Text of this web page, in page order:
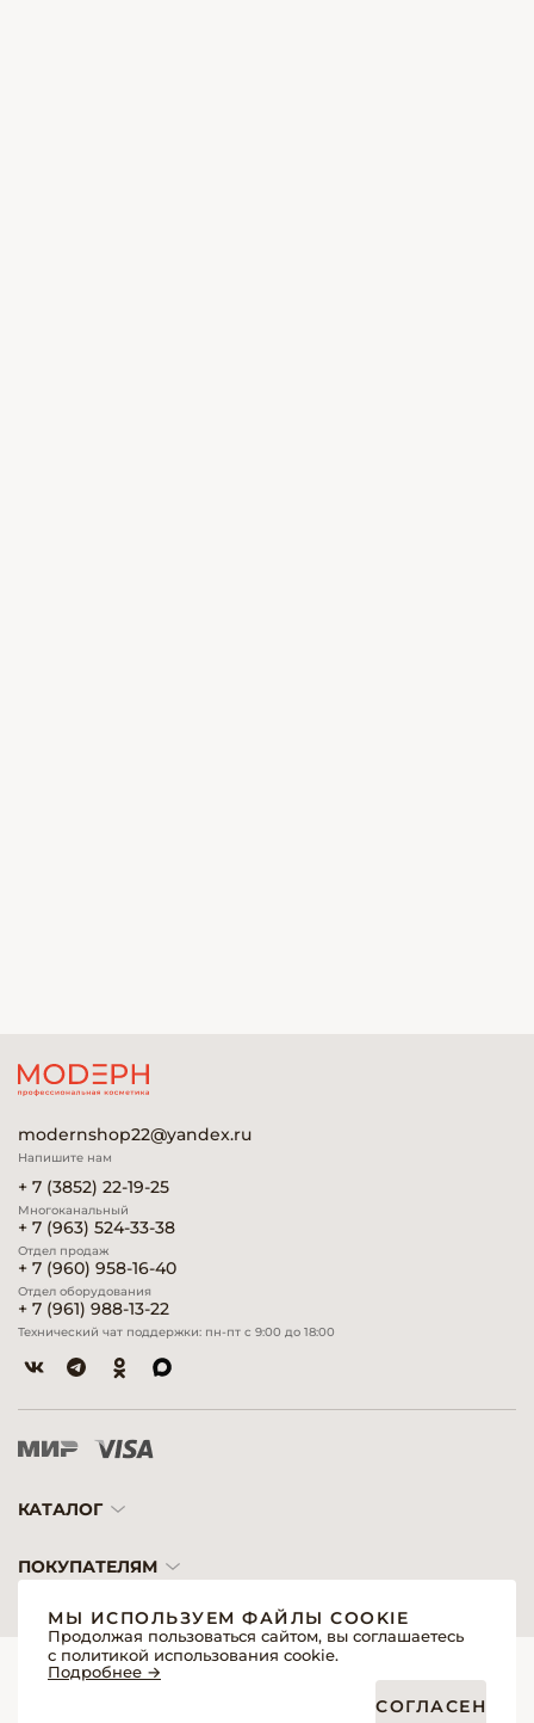
modernshop22@yandex.ru
Напишите нам
+ 7 (3852) 22-19-25
Многоканальный
+ 7 (963) 524-33-38
Отдел продаж
+ 7 (960) 958-16-40
Отдел оборудования
+ 7 (961) 988-13-22
Технический чат поддержки: пн-пт с 9:00 до 18:00
КАТАЛОГ
ПОКУПАТЕЛЯМ
© 2026 «Модерн»— Косметика и оборудование для профессионалов
Создание сайтов
МЫ ИСПОЛЬЗУЕМ ФАЙЛЫ COOKIE
Продолжая пользоваться сайтом, вы соглашаетесь
с политикой использования cookie.
Подробнее →
СОГЛАСЕН